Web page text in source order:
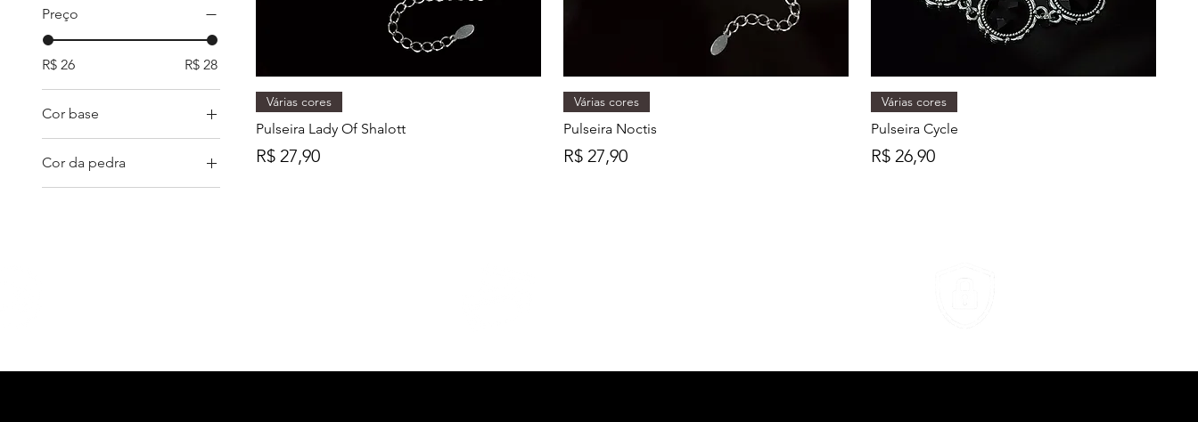
Preço
R$ 26 R$ 28
Cor base
Cor da pedra
Várias cores
Pulseira Lady Of Shalott
Preço
R$ 27,90
Várias cores
Pulseira Noctis
Preço
R$ 27,90
Várias cores
Pulseira Cycle
Preço
R$ 26,90